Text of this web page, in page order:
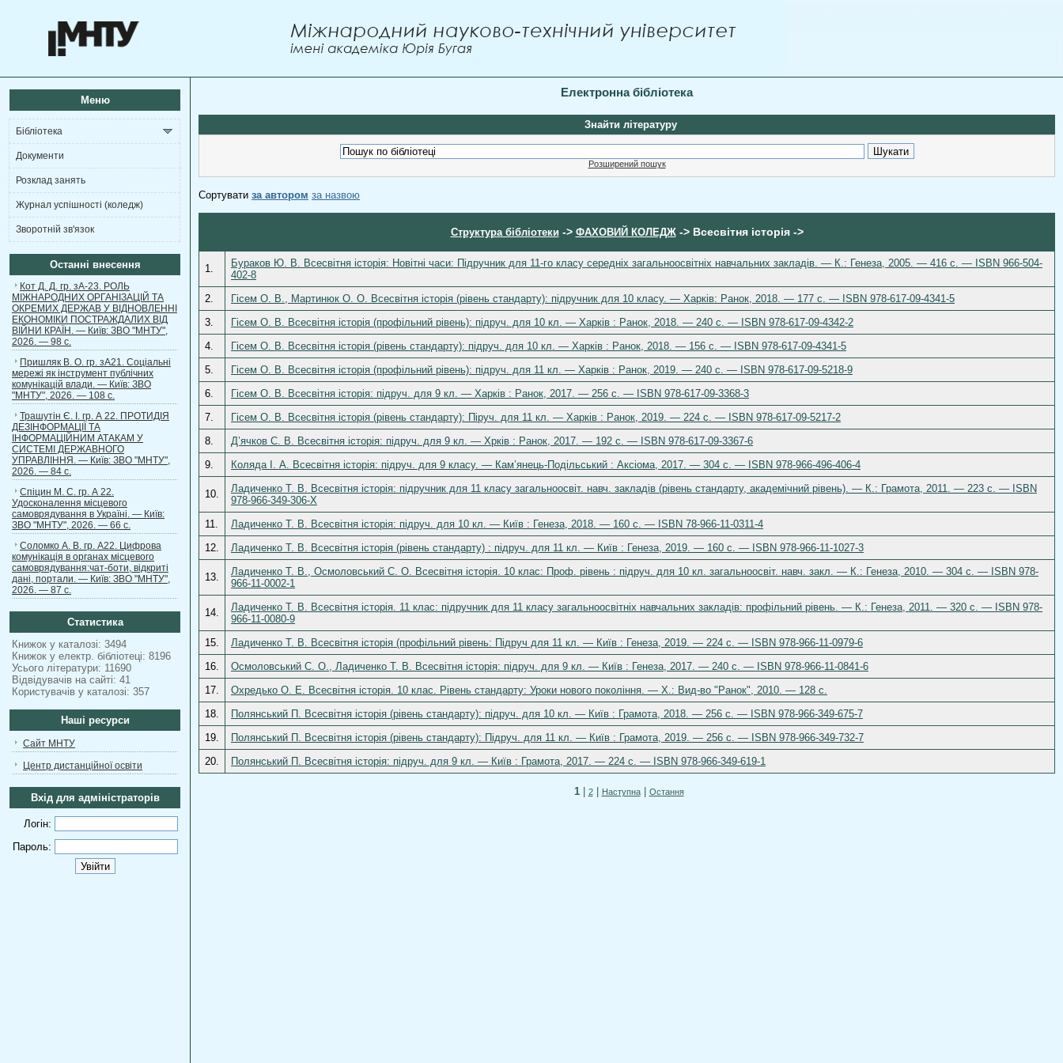
Меню
Бібліотека
Документи
Розклад занять
Журнал успішності (коледж)
Зворотній зв'язок
Останні внесення
Кот Д. Д. гр. зА-23. РОЛЬ
МІЖНАРОДНИХ ОРГАНІЗАЦІЙ ТА
ОКРЕМИХ ДЕРЖАВ У ВІДНОВЛЕННІ
ЕКОНОМІКИ ПОСТРАЖДАЛИХ ВІД
ВІЙНИ КРАЇН. — Київ: ЗВО "МНТУ",
2026. — 98 с.
Пришляк В. О. гр. зА21. Соціальні
мережі як інструмент публічних
комунікацій влади. — Київ: ЗВО
"МНТУ", 2026. — 108 с.
Трашутін Є. І. гр. А 22. ПРОТИДІЯ
ДЕЗІНФОРМАЦІЇ ТА
ІНФОРМАЦІЙНИМ АТАКАМ У
СИСТЕМІ ДЕРЖАВНОГО
УПРАВЛІННЯ. — Київ: ЗВО "МНТУ",
2026. — 84 с.
Спіцин М. С. гр. А 22.
Удосконалення місцевого
самоврядування в Україні. — Київ:
ЗВО "МНТУ", 2026. — 66 с.
Соломко А. В. гр. А22. Цифрова
комунікація в органах місцевого
самоврядування:чат-боти, відкриті
дані, портали. — Київ: ЗВО "МНТУ",
2026. — 87 с.
Статистика
Книжок у каталозі: 3494
Книжок у електр. бібліотеці: 8196
Усього літератури: 11690
Відвідувачів на сайті: 41
Користувачів у каталозі: 357
Наші ресурси
Сайт МНТУ
Центр дистанційної освіти
Вхід для адміністраторів
Логін:
Пароль:
Електронна бібліотека
Знайти літературу
Розширений пошук
Сортувати за автором за назвою
Структура бібліотеки -> ФАХОВИЙ КОЛЕДЖ-> Всесвітня історія ->
1.
Бураков Ю. В. Всесвітня історія: Новітні часи: Підручник для 11-го класу середніх загальноосвітніх навчальних закладів. — К.: Генеза, 2005. — 416 с. — ISBN 966-504-
402-8
2.
Гісем О. В., Мартинюк О. О. Всесвітня історія (рівень стандарту): підручник для 10 класу. — Харків: Ранок, 2018. — 177 с. — ISBN 978-617-09-4341-5
3.
Гісем О. В. Всесвітня історія (профільний рівень): підруч. для 10 кл. — Харків : Ранок, 2018. — 240 с. — ISBN 978-617-09-4342-2
4.
Гісем О. В. Всесвітня історія (рівень стандарту): підруч. для 10 кл. — Харків : Ранок, 2018. — 156 с. — ISBN 978-617-09-4341-5
5.
Гісем О. В. Всесвітня історія (профільний рівень): підруч. для 11 кл. — Харків : Ранок, 2019. — 240 с. — ISBN 978-617-09-5218-9
6.
Гісем О. В. Всесвітня історія: підруч. для 9 кл. — Харків : Ранок, 2017. — 256 с. — ISBN 978-617-09-3368-3
7.
Гісем О. В. Всесвітня історія (рівень стандарту): Піруч. для 11 кл. — Харків : Ранок, 2019. — 224 с. — ISBN 978-617-09-5217-2
8.
Д’ячков С. В. Всесвітня історія: підруч. для 9 кл. — Хрків : Ранок, 2017. — 192 с. — ISBN 978-617-09-3367-6
9.
Коляда І. А. Всесвітня історія: підруч. для 9 класу. — Кам’янець-Подільський : Аксіома, 2017. — 304 с. — ISBN 978-966-496-406-4
10.
Ладиченко Т. В. Всесвітня історія: підручник для 11 класу загальноосвіт. навч. закладів (рівень стандарту, академічний рівень). — К.: Грамота, 2011. — 223 с. — ISBN
978-966-349-306-X
11.
Ладиченко Т. В. Всесвітня історія: підруч. для 10 кл. — Київ : Генеза, 2018. — 160 с. — ISBN 78-966-11-0311-4
12.
Ладиченко Т. В. Всесвітня історія (рівень стандарту) : підруч. для 11 кл. — Київ : Генеза, 2019. — 160 с. — ISBN 978-966-11-1027-3
13.
Ладиченко Т. В., Осмоловський С. О. Всесвітня історія. 10 клас: Проф. рівень : підруч. для 10 кл. загальноосвіт. навч. закл. — К.: Генеза, 2010. — 304 с. — ISBN 978-
966-11-0002-1
14.
Ладиченко Т. В. Всесвітня історія. 11 клас: підручник для 11 класу загальноосвітніх навчальних закладів: профільний рівень. — К.: Генеза, 2011. — 320 с. — ISBN 978-
966-11-0080-9
15.
Ладиченко Т. В. Всесвітня історія (профільний рівень: Підруч для 11 кл. — Київ : Генеза, 2019. — 224 с. — ISBN 978-966-11-0979-6
16.
Осмоловський С. О., Ладиченко Т. В. Всесвітня історія: підруч. для 9 кл. — Київ : Генеза, 2017. — 240 с. — ISBN 978-966-11-0841-6
17.
Охредько О. Е. Всесвітня історія. 10 клас. Рівень стандарту: Уроки нового покоління. — X.: Вид-во "Ранок", 2010. — 128 с.
18.
Полянський П. Всесвітня історія (рівень стандарту): підруч. для 10 кл. — Київ : Грамота, 2018. — 256 с. — ISBN 978-966-349-675-7
19.
Полянський П. Всесвітня історія (рівень стандарту): Підруч. для 11 кл. — Київ : Грамота, 2019. — 256 с. — ISBN 978-966-349-732-7
20.
Полянський П. Всесвітня історія: підруч. для 9 кл. — Київ : Грамота, 2017. — 224 с. — ISBN 978-966-349-619-1
1| 2| Наступна| Остання